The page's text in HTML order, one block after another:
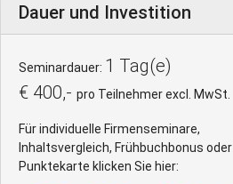
Dauer und Investition
Seminardauer: 1 Tag(e)
€ 400,- pro Teilnehmer excl. MwSt.
Für individuelle Firmenseminare,
Inhaltsvergleich, Frühbuchbonus oder
Punktekarte klicken Sie hier: